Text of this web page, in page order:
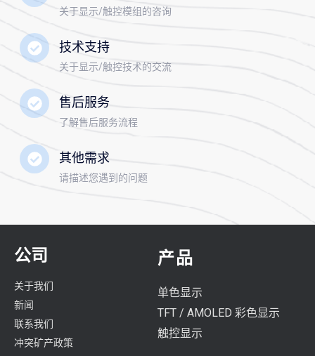
关于显示/触控模组的咨询
技术支持
关于显示/触控技术的交流
售后服务
了解售后服务流程
其他需求
请描述您遇到的问题
公司
关于我们
新闻
联系我们
冲突矿产政策
产品
单色显示
TFT / AMOLED 彩色显示
触控显示